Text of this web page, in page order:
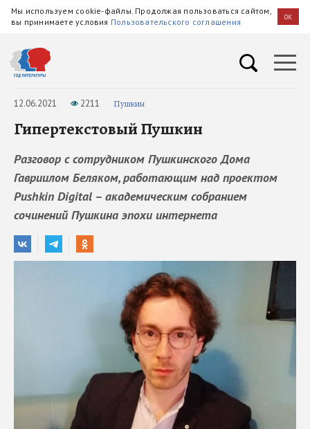
Мы используем cookie-файлы. Продолжая пользоваться сайтом,
вы принимаете условия Пользовательского соглашения OK
12.06.2021 2211 Пушкин
Гипертекстовый Пушкин
Разговор с сотрудником Пушкинского Дома
Гавриилом Беляком, работающим над проектом
Pushkin Digital – академическим собранием
сочинений Пушкина эпохи интернета